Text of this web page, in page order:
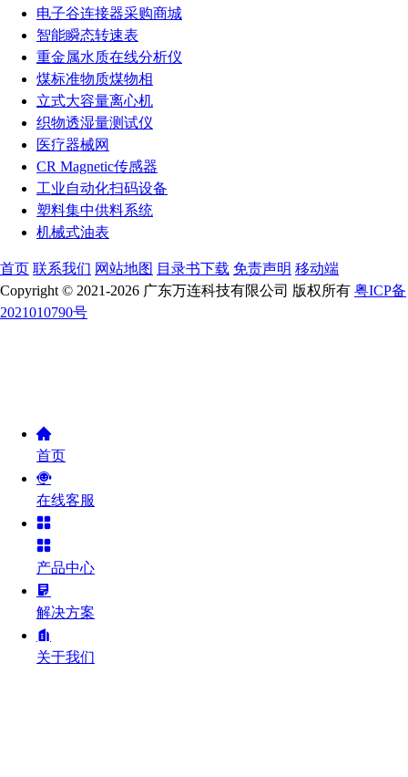
电子谷连接器采购商城
智能瞬态转速表
重金属水质在线分析仪
煤标准物质煤物相
立式大容量离心机
织物透湿量测试仪
医疗器械网
CR Magnetic传感器
工业自动化扫码设备
塑料集中供料系统
机械式油表
首页 联系我们 网站地图 目录书下载 免责声明 移动端
Copyright © 2021-2026 广东万连科技有限公司 版权所有 粤ICP备
2021010790号
首页
在线客服
产品中心
解决方案
关于我们